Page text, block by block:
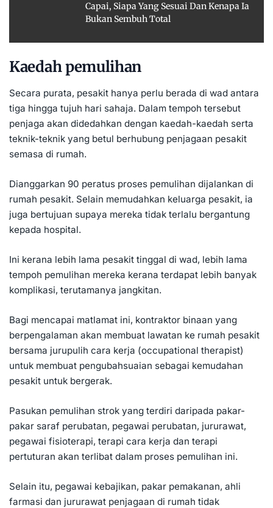
Capai, Siapa Yang Sesuai Dan Kenapa Ia
Bukan Sembuh Total
Kaedah pemulihan
Secara purata, pesakit hanya perlu berada di wad antara
tiga hingga tujuh hari sahaja. Dalam tempoh tersebut
penjaga akan didedahkan dengan kaedah-kaedah serta
teknik-teknik yang betul berhubung penjagaan pesakit
semasa di rumah.
Dianggarkan 90 peratus proses pemulihan dijalankan di
rumah pesakit. Selain memudahkan keluarga pesakit, ia
juga bertujuan supaya mereka tidak terlalu bergantung
kepada hospital.
Ini kerana lebih lama pesakit tinggal di wad, lebih lama
tempoh pemulihan mereka kerana terdapat lebih banyak
komplikasi, terutamanya jangkitan.
Bagi mencapai matlamat ini, kontraktor binaan yang
berpengalaman akan membuat lawatan ke rumah pesakit
bersama jurupulih cara kerja (occupational therapist)
untuk membuat pengubahsuaian sebagai kemudahan
pesakit untuk bergerak.
Pasukan pemulihan strok yang terdiri daripada pakar-
pakar saraf perubatan, pegawai perubatan, jururawat,
pegawai fisioterapi, terapi cara kerja dan terapi
pertuturan akan terlibat dalam proses pemulihan ini.
Selain itu, pegawai kebajikan, pakar pemakanan, ahli
farmasi dan jururawat penjagaan di rumah tidak